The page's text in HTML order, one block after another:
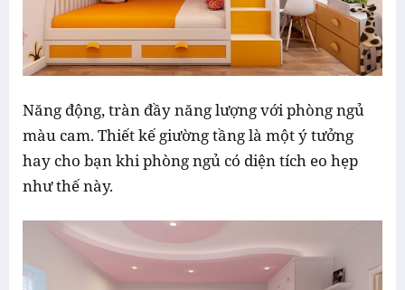
Năng động, tràn đầy năng lượng với phòng ngủ
màu cam. Thiết kế giường tầng là một ý tưởng
hay cho bạn khi phòng ngủ có diện tích eo hẹp
như thế này.